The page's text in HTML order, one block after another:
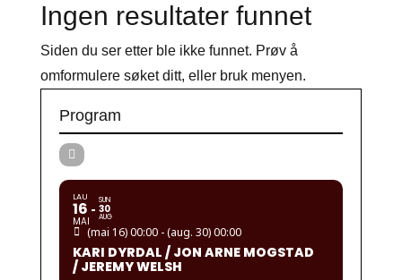
Ingen resultater funnet
Siden du ser etter ble ikke funnet. Prøv å
omformulere søket ditt, eller bruk menyen.
Program
LAU
16
MAI
SUN
30
AUG
(mai 16) 00:00 - (aug. 30) 00:00
KARI DYRDAL / JON ARNE MOGSTAD
/ JEREMY WELSH